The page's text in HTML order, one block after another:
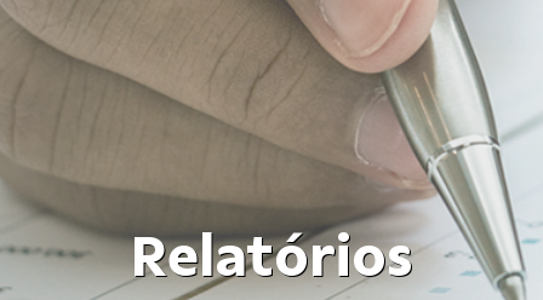
Relatórios